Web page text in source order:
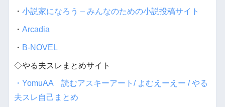
・ 小説家になろう – みんなのための小説投稿サイト
・ Arcadia
・ B-NOVEL
◇やる夫スレまとめサイト
・YomuAA 読むアスキーアート/ よむえーえー / やる
夫スレ自己まとめ